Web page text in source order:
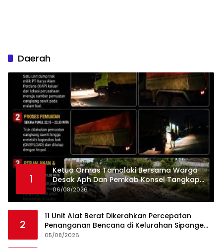
Daerah
1
Ketua Ormas Tamalaki Bersama Warga
Desak Aph Dan Pemkab Konsel Tangkap
Pelaku Angkut Cangkang Sawit Overload,
Truk PT KAP Melintas Jalan Umum
06/08/2026
2
11 Unit Alat Berat Dikerahkan Percepatan
Penanganan Bencana di Kelurahan Sipange
Kecamatan Tukka
05/08/2026